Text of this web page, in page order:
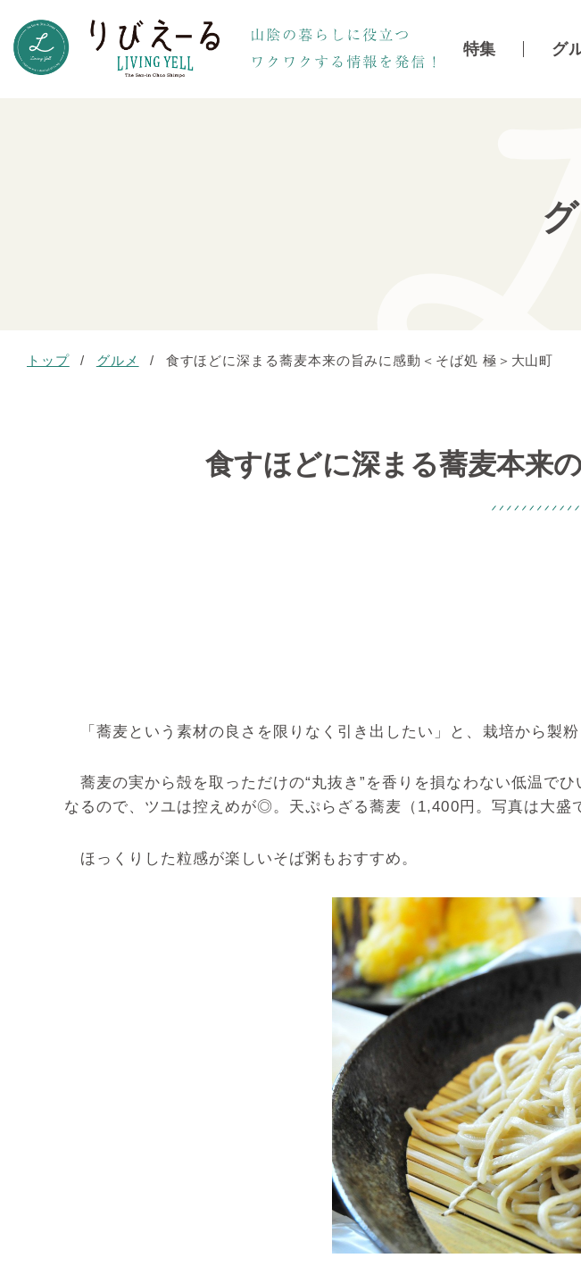
特集 グ
トップ / グルメ / 食すほどに深まる蕎麦本来の旨みに感動＜そば処 極＞大山町
食すほどに深まる蕎麦本来
「蕎麦という素材の良さを限りなく引き出したい」と、栽培から製
蕎麦の実から殻を取っただけの“丸抜き”を香りを損なわない低温で
なるので、ツユは控えめが◎。天ぷらざる蕎麦（1,400円。写真は大盛
ほっくりした粒感が楽しいそば粥もおすすめ。